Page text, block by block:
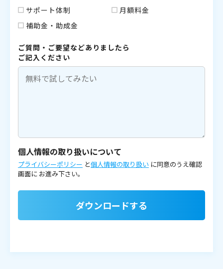
サポート体制
月額料金
補助金・助成金
ご質問・ご要望などありましたら
ご記入ください
個人情報の取り扱いについて
プライバシーポリシー と個人情報の取り扱い に同意のうえ確認
画面に お進み下さい。
ダウンロードする